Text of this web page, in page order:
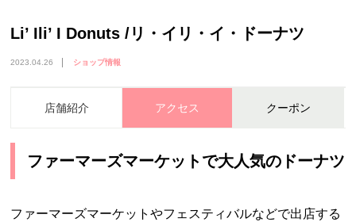
Li’ Ili’ I Donuts /リ・イリ・イ・ドーナツ
2023.04.26 ショップ情報
店舗紹介 アクセス クーポン
ファーマーズマーケットで大人気のドーナツ
ファーマーズマーケットやフェスティバルなどで出店する